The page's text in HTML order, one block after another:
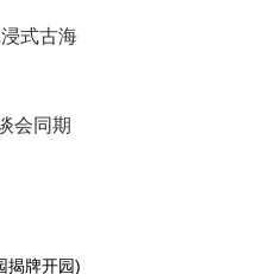
式古海
会同期
揭牌开园)